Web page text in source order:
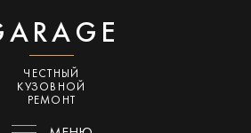
ЧЕСТНЫЙ
КУЗОВНОЙ
РЕМОНТ